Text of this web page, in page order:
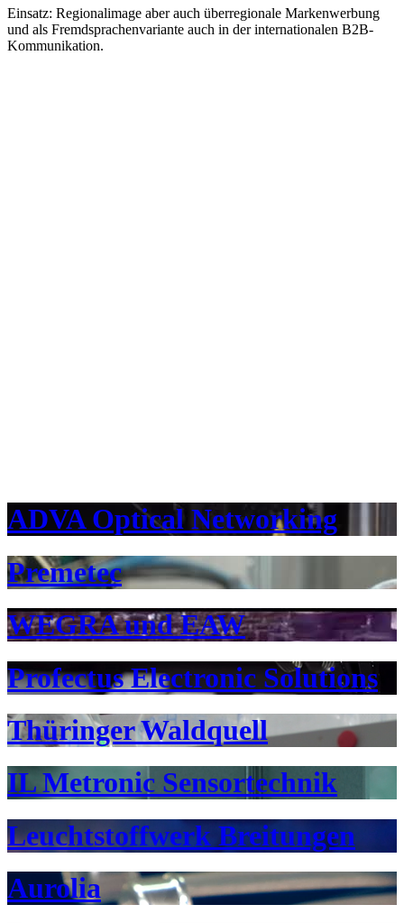
Einsatz: Regionalimage aber auch überregionale Markenwerbung
und als Fremdsprachenvariante auch in der internationalen B2B-
Kommunikation.
ADVA Optical Networking
Premetec
WEGRA und EAW
Profectus Electronic Solutions
Thüringer Waldquell
IL Metronic Sensortechnik
Leuchtstoffwerk Breitungen
Aurolia